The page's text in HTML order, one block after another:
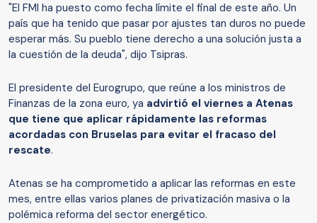
"El FMI ha puesto como fecha límite el final de este año. Un
país que ha tenido que pasar por ajustes tan duros no puede
esperar más. Su pueblo tiene derecho a una solución justa a
la cuestión de la deuda", dijo Tsipras.
El presidente del Eurogrupo, que reúne a los ministros de
Finanzas de la zona euro, ya advirtió el viernes a Atenas
que tiene que aplicar rápidamente las reformas
acordadas con Bruselas para evitar el fracaso del
rescate.
Atenas se ha comprometido a aplicar las reformas en este
mes, entre ellas varios planes de privatización masiva o la
polémica reforma del sector energético.